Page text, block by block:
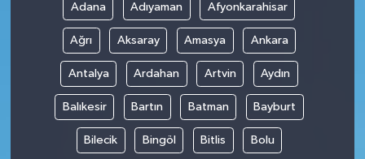
Adana Adıyaman Afyonkarahisar
Ağrı Aksaray Amasya Ankara
Antalya Ardahan Artvin Aydın
Balıkesir Bartın Batman Bayburt
Bilecik Bingöl Bitlis Bolu